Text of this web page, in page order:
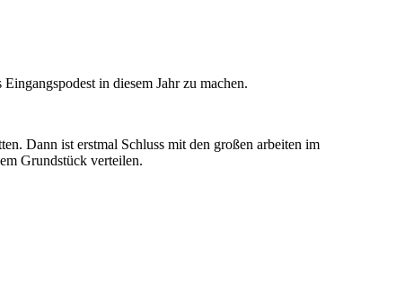
in diesem Jahr zu machen.
Dann ist erstmal Schluss mit den großen arbeiten im
Grundstück verteilen.